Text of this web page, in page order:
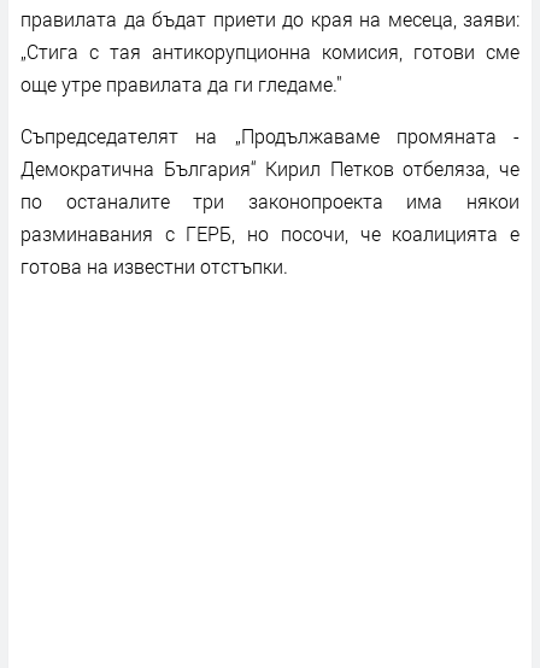
правилата да бъдат приети до края на месеца, заяви:
„Стига с тая антикорупционна комисия, готови сме
още утре правилата да ги гледаме."
Съпредседателят на „Продължаваме промяната -
Демократична България“ Кирил Петков отбеляза, че
по останалите три законопроекта има някои
разминавания с ГЕРБ, но посочи, че коалицията е
готова на известни отстъпки.